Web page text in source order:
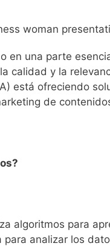
en una parte
calidad y la
está ofreciendo
de
algoritmos para
analizar los